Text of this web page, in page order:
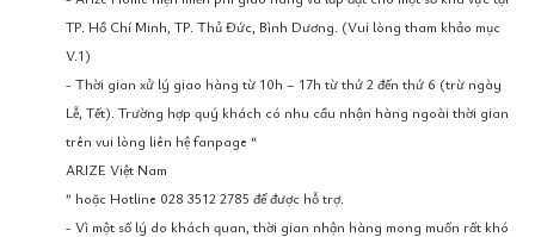
TP. Hồ Chí Minh, TP. Thủ Đức, Bình Dương. (Vui lòng tham khảo mục
V.1)
- Thời gian xử lý giao hàng từ 10h – 17h từ thứ 2 đến thứ 6 (trừ ngày
Lễ, Tết). Trường hợp quý khách có nhu cầu nhận hàng ngoài thời gian
trên vui lòng liên hệ fanpage “
ARIZE Việt Nam
” hoặc Hotline 028 3512 2785 để được hỗ trợ.
- Vì một số lý do khách quan, thời gian nhận hàng mong muốn rất khó